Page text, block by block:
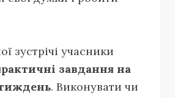
зустрічі учасники
завдання на
. Виконувати чи